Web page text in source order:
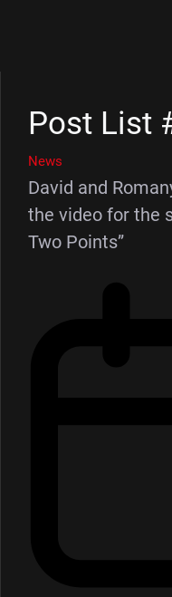
Post List
News
David and
the video for the
Two Points”